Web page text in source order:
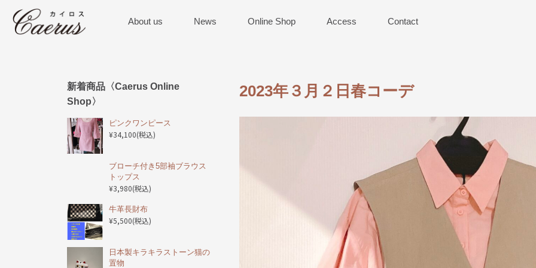
About us News Online Shop Access Contact
2023年３月２日春コーデ
新着商品〈Caerus Online
Shop〉
ピンクワンピース
¥34,100(税込)
ブローチ付き5部袖ブラウス
トップス
¥3,980(税込)
️牛革長財布
¥5,500(税込)
日本製キラキラストーン猫の
置物